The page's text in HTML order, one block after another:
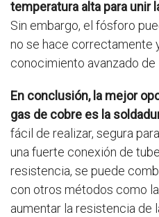
temperatura alta para unir
Sin embargo, el fósforo
no se hace correctamente
conocimiento avanzado de
En conclusión, la mejor
gas de cobre es la
fácil de realizar, segura
una fuerte conexión de
resistencia, se puede
con otros métodos como
aumentar la resistencia de